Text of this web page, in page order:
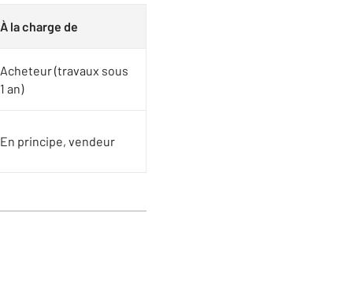
À la charge de
Acheteur (travaux sous
1 an)
En principe, vendeur